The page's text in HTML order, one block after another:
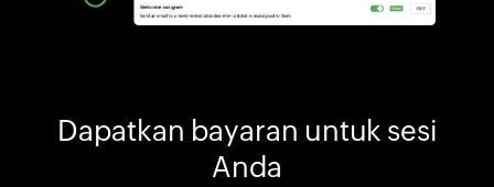
Dapatkan bayaran untuk sesi
Anda